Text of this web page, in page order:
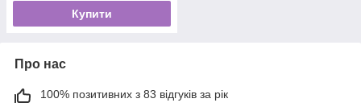
Купити
Про нас
100% позитивних з 83 відгуків за рік